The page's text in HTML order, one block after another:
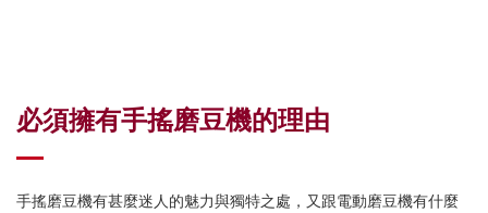
必須擁有手搖磨豆機的理由
手搖磨豆機有甚麼迷人的魅力與獨特之處，又跟電動磨豆機有什麼